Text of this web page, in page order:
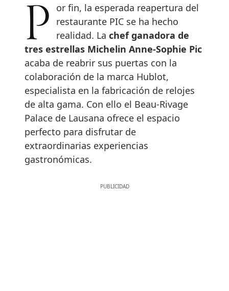
Por fin, la esperada reapertura del
restaurante PIC se ha hecho
realidad. Lachef ganadora de
tres estrellas Michelin Anne-Sophie Pic
acaba de reabrir sus puertas con la
colaboración de la marca Hublot,
especialista en la fabricación de relojes
de alta gama. Con ello el Beau-Rivage
Palace de Lausana ofrece el espacio
perfecto para disfrutar de
extraordinarias experiencias
gastronómicas.